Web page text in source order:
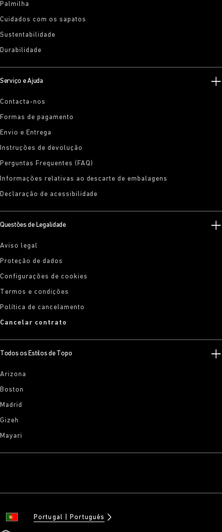
Palmilha
Cuidados com os sapatos
Sustentabilidade
Durabilidade
Serviço e Ajuda
Contacta-nos
Formas de pagamento
Envio e Entrega
Instruções de devolução
Perguntas Frequentes (FAQ)
Informações relativas ao descarte de embalagens
Declaração de acessibilidade
Questões de Legalidade
Aviso legal
Proteção de dados
Configurações de cookies
Termos e condições
Política de cancelamento
Cancelar contrato
Todos os Estilos de Topo
Arizona
Boston
Madrid
Gizeh
Mayari
Portugal Português